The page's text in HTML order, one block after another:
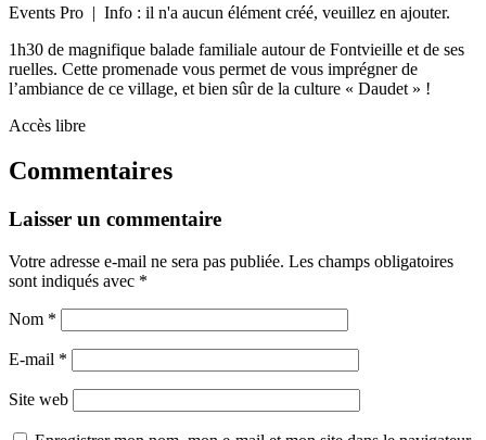
Events Pro | Info : il n'a aucun élément créé, veuillez en ajouter.
1h30 de magnifique balade familiale autour de Fontvieille et de ses
ruelles. Cette promenade vous permet de vous imprégner de
l’ambiance de ce village, et bien sûr de la culture « Daudet » !
Accès libre
Commentaires
Laisser un commentaire
Votre adresse e-mail ne sera pas publiée. Les champs obligatoires
sont indiqués avec *
Nom *
E-mail *
Site web